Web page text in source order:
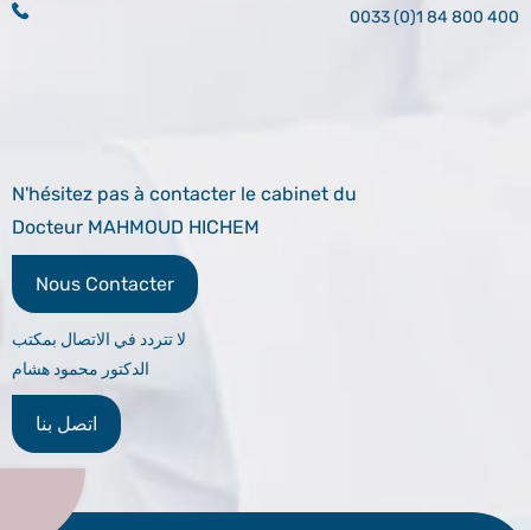
0033 (0)1 84 800 400
N'hésitez pas à contacter le cabinet du
Docteur MAHMOUD HICHEM
Nous Contacter
لا تتردد في الاتصال بمكتب
الدكتور محمود هشام
اتصل بنا